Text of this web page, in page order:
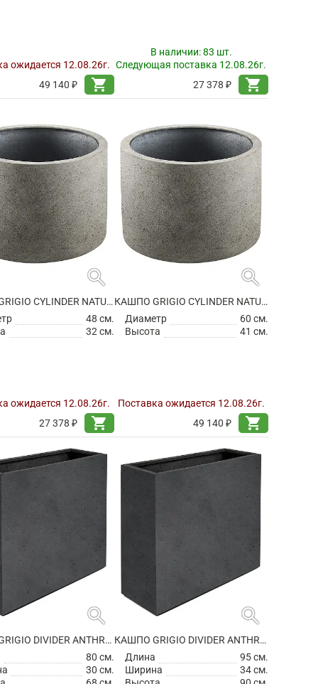
ожидается 12.08.26г.
49 140 ₽
shopping_cart
В наличии:83 шт.
Следующая поставка 12.08.26г.
27 378 ₽
shopping_cart
search
КАШПО GRIGIO CYLINDER NATURAL CONCRETE
48 см.
32 см.
ожидается 12.08.26г.
27 378 ₽
shopping_cart
search
КАШПО GRIGIO CYLINDER NATURAL CONCRETE
Диаметр
60 см.
Высота
41 см.
Поставка ожидается 12.08.26г.
49 140 ₽
shopping_cart
search
КАШПО GRIGIO DIVIDER ANTHRACITE НА КОЛЕСИКАХ
80 см.
30 см.
search
КАШПО GRIGIO DIVIDER ANTHRACITE НА КОЛЕСИКАХ
Длина
95 см.
Ширина
34 см.